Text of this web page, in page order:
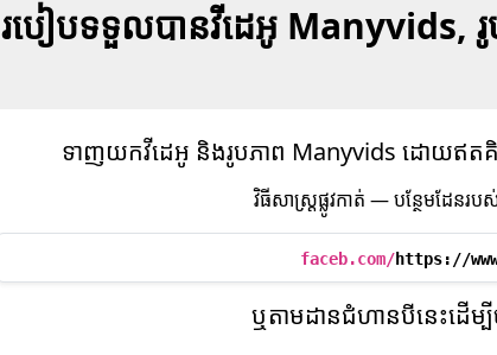
របៀបទទួលបានវីដេអូ
ទាញយកវីដេអូ និងរូបភាព Manyvids ដោយឥត
វិធីសាស្ត្រផ្លូវកាត់ — បន្ថែមដែ
faceb.com/https://
ឬ​តាម​ដាន​ជំហាន​បី​នេះ​ដើម្